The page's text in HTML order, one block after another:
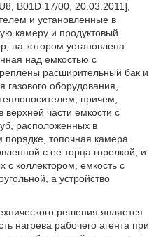
B01D 17/00, 20.03.2011],
и установленные в
камеру и продуктовый
на котором установлена
над емкостью с
расширительный бак и
оборудования,
причем,
верхней части емкости с
расположенных в
топочная камера
с ее торца горелкой, и
с коллектором, емкость с
а устройство
решения является
нагрева рабочего агента при